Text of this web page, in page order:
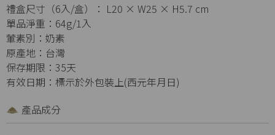
禮盒尺寸（6入/盒）： L20 × W25 × H5.7 cm
單品淨重：64g/1入
葷素別：奶素
原產地：台灣
保存期限：35天
有效日期：標示於外包裝上(西元年月日)
產品成分